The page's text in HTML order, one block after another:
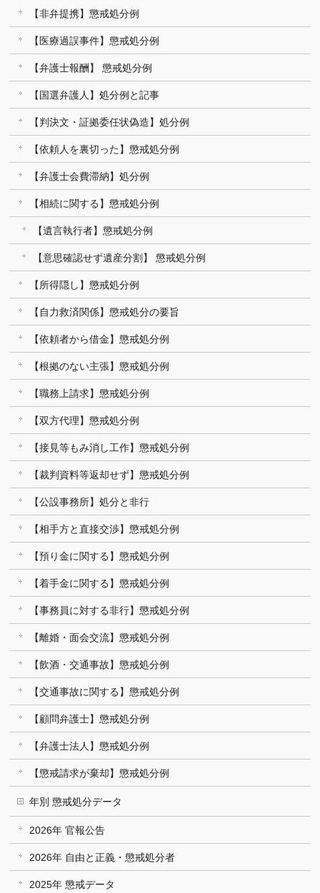
【非弁提携】懲戒処分例
【医療過誤事件】懲戒処分例
【弁護士報酬】 懲戒処分例
【国選弁護人】処分例と記事
【判決文・証拠委任状偽造】処分例
【依頼人を裏切った】懲戒処分例
【弁護士会費滞納】処分例
【相続に関する】懲戒処分例
【遺言執行者】懲戒処分例
【意思確認せず遺産分割】 懲戒処分例
【所得隠し】懲戒処分例
【自力救済関係】懲戒処分の要旨
【依頼者から借金】懲戒処分例
【根拠のない主張】懲戒処分例
【職務上請求】懲戒処分例
【双方代理】懲戒処分例
【接見等もみ消し工作】懲戒処分例
【裁判資料等返却せず】懲戒処分例
【公設事務所】処分と非行
【相手方と直接交渉】懲戒処分例
【預り金に関する】懲戒処分例
【着手金に関する】懲戒処分例
【事務員に対する非行】懲戒処分例
【離婚・面会交流】懲戒処分例
【飲酒・交通事故】懲戒処分例
【交通事故に関する】懲戒処分例
【顧問弁護士】懲戒処分例
【弁護士法人】懲戒処分例
【懲戒請求が棄却】懲戒処分例
年別 懲戒処分データ
2026年 官報公告
2026年 自由と正義・懲戒処分者
2025年 懲戒データ